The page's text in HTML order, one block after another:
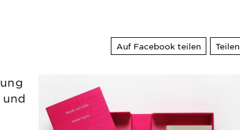
Auf Facebook teilen Teilen